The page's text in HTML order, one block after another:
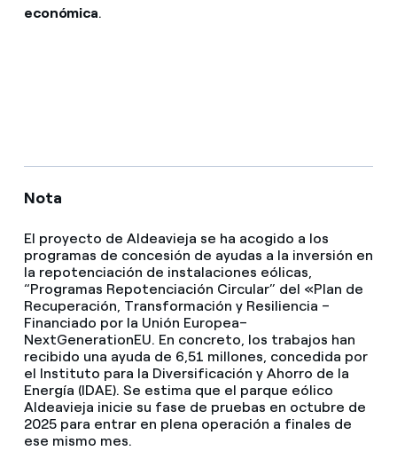
económica.
Nota
El proyecto de Aldeavieja se ha acogido a los
programas de concesión de ayudas a la inversión en
la repotenciación de instalaciones eólicas,
“Programas Repotenciación Circular” del «Plan de
Recuperación, Transformación y Resiliencia –
Financiado por la Unión Europea–
NextGenerationEU. En concreto, los trabajos han
recibido una ayuda de 6,51 millones, concedida por
el Instituto para la Diversificación y Ahorro de la
Energía (IDAE). Se estima que el parque eólico
Aldeavieja inicie su fase de pruebas en octubre de
2025 para entrar en plena operación a finales de
ese mismo mes.